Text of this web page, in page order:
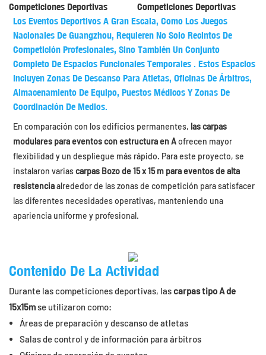
Competiciones Deportivas
Competiciones Deportivas
Los Eventos Deportivos A Gran Escala, Como Los Juegos
Nacionales De Guangzhou, Requieren No Solo Recintos De
Competición Profesionales, Sino También Un Conjunto
Completo De Espacios Funcionales Temporales. Estos Espacios
Incluyen Zonas De Descanso Para Atletas, Oficinas De Árbitros,
Almacenamiento De Equipo, Puestos Médicos Y Zonas De
Coordinación De Medios.
En comparación con los edificios permanentes, las carpas
modulares para eventos con estructura en Aofrecen mayor
flexibilidad y un despliegue más rápido. Para este proyecto, se
instalaron variascarpas Bozo de 15 x 15 m para eventos de alta
resistenciaalrededor de las zonas de competición para satisfacer
las diferentes necesidades operativas, manteniendo una
apariencia uniforme y profesional.
Contenido De La Actividad
Durante las competiciones deportivas, lascarpas tipo A de
15x15mse utilizaron como:
Áreas de preparación y descanso de atletas
Salas de control y de información para árbitros